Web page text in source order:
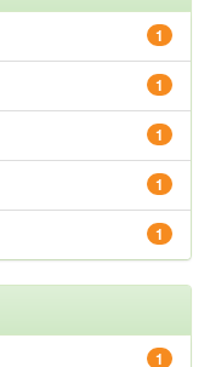
1
1
1
1
1
1